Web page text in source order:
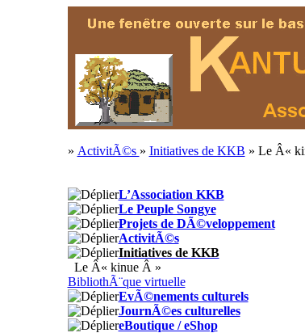
» ActivitÃ©s » Initiatives de KKB » Le Â«
L’Association KKB
Le Peuple Songye
Projets de DÃ©veloppement
ActivitÃ©s
Initiatives de KKB
Le Â« kinue Â »
BibliothÃ¨que virtuelle
EvÃ©nements culturels
JournÃ©es culturelles
eBoutique / eShop